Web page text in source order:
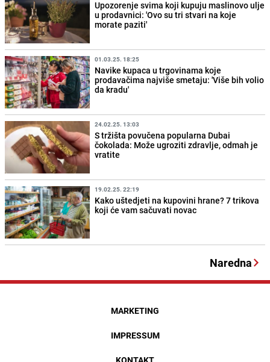
Upozorenje svima koji kupuju maslinovo ulje
u prodavnici: 'Ovo su tri stvari na koje
morate paziti'
01.03.25. 18:25
Navike kupaca u trgovinama koje
prodavačima najviše smetaju: 'Više bih volio
da kradu'
24.02.25. 13:03
S tržišta povučena popularna Dubai
čokolada: Može ugroziti zdravlje, odmah je
vratite
19.02.25. 22:19
Kako uštedjeti na kupovini hrane? 7 trikova
koji će vam sačuvati novac
Naredna
MARKETING
IMPRESSUM